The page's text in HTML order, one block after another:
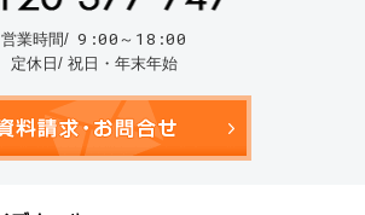
営業時間/ 9:00～18:00
定休日/ 祝日・年末年始